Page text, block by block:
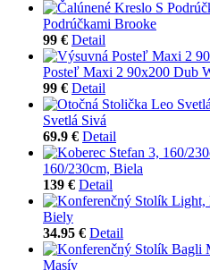
Podrúčkami Brooke
99 € Detail
Posteľ Maxi 2 90x200 Dub
99 € Detail
Svetlá Sivá
69.9 € Detail
160/230cm, Biela
139 € Detail
Biely
34.95 € Detail
Masív